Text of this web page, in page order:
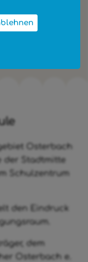
stellen unser
Osterbach
der Stadtmitte
Schulzentrum
den Eindruck
dem
Osterbach e.